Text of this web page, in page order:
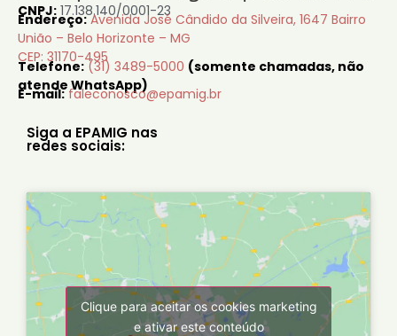
CNPJ: 17.138.140/0001-23
Endereço: Avenida José Cândido da Silveira, 1647 Bairro
União – Belo Horizonte – MG
CEP: 31170-495
Telefone: (31) 3489-5000 (somente chamadas, não
atende WhatsApp)
E-mail: faleconosco@epamig.br
Siga a EPAMIG nas
redes sociais:
Clique para aceitar os cookies marketing
e ativar este conteúdo